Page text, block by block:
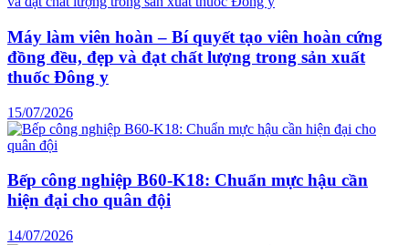
Máy làm viên hoàn – Bí quyết tạo viên hoàn cứng
đồng đều, đẹp và đạt chất lượng trong sản xuất
thuốc Đông y
15/07/2026
Bếp công nghiệp B60-K18: Chuẩn mực hậu cần
hiện đại cho quân đội
14/07/2026